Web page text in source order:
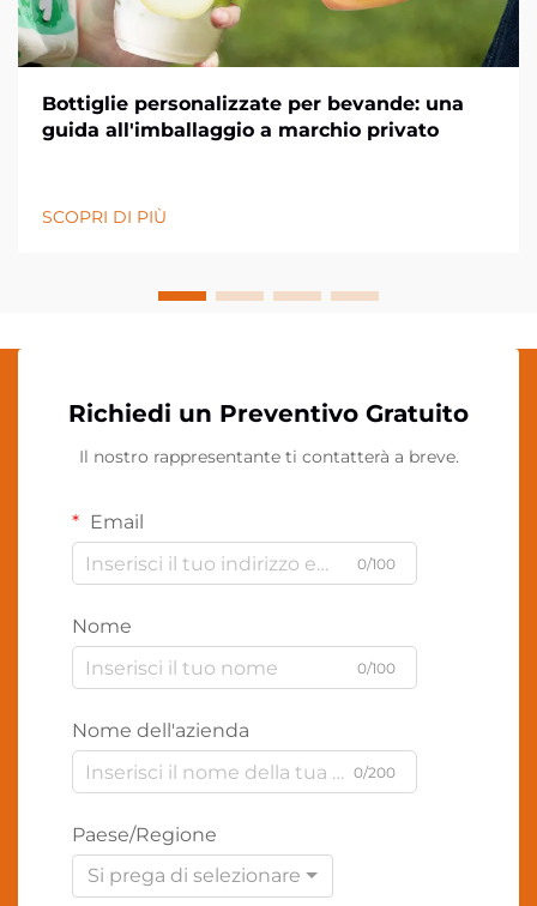
Bottiglie personalizzate per bevande: una
guida all'imballaggio a marchio privato
SCOPRI DI PIÙ
Richiedi un Preventivo Gratuito
Il nostro rappresentante ti contatterà a breve.
Email
0/100
Nome
0/100
Nome dell'azienda
0/200
Paese/Regione
Si prega di selezionare